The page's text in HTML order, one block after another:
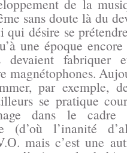
de la
sans doute là du
désire se
une époque
fabriquer
magnétophones.
par exemple,
se pratique
dans le
(d’où l’inanité
mais c’est une